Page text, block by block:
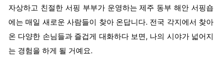
자상하고 친절한 서핑 부부가 운영하는 제주 동부 해안 서핑숍
에는 매일 새로운 사람들이 찾아 온답니다. 전국 각지에서 찾아
온 다양한 손님들과 즐겁게 대화하다 보면, 나의 시야가 넓어지
는 경험을 하게 될 거예요.